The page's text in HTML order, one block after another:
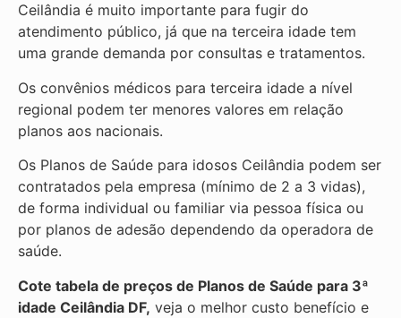
Ceilândia é muito importante para fugir do
atendimento público, já que na terceira idade tem
uma grande demanda por consultas e tratamentos.
Os convênios médicos para terceira idade a nível
regional podem ter menores valores em relação
planos aos nacionais.
Os Planos de Saúde para idosos Ceilândia podem ser
contratados pela empresa (mínimo de 2 a 3 vidas),
de forma individual ou familiar via pessoa física ou
por planos de adesão dependendo da operadora de
saúde.
Cote tabela de preços de Planos de Saúde para 3ª
idade Ceilândia DF, veja o melhor custo benefício e